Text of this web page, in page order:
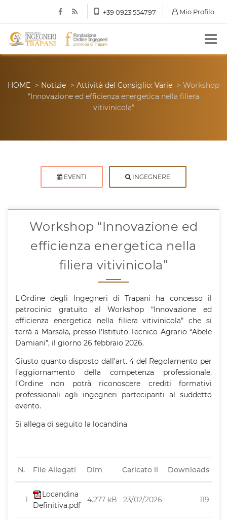
+39 0923 554797 Mio Profilo
HOME > Notizie > Attività del Consiglio: Varie > Workshop
“Innovazione ed efficienza energetica nella filiera
vitivinicola”
EVENTI INGEGNERE
Workshop “Innovazione ed
efficienza energetica nella
filiera vitivinicola”
L'Ordine degli Ingegneri di Trapani ha concesso il
patrocinio gratuito al Workshop “Innovazione ed
efficienza energetica nella filiera vitivinicola” che si
terrà a Marsala, presso l’Istituto Tecnico Agrario “Abele
Damiani”, il giorno 26 febbraio 2026.
Giusto quanto disposto dall’art. 4 del Regolamento per
l’aggiornamento della competenza professionale,
l’Ordine non potrà riconoscere crediti formativi
professionali agli ingegneri partecipanti al suddetto
evento.
Si allega di seguito la locandina
N. File Allegati Dim Caricato il Downloads
1
Locandina
Definitiva.pdf
4.277 kB 23/02/2026 119